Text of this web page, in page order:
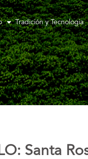
Tradición y Tecnologia
Santa